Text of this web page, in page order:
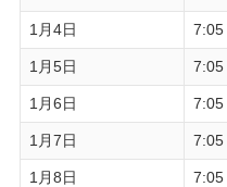
1月4日 7:05
1月5日 7:05
1月6日 7:05
1月7日 7:05
1月8日 7:05